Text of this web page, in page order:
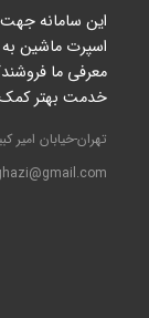
این سامانه جهت
اسپرت ماشین به
معرفی ما
خدمت بهتر کمک
تهران-خیابان امیر